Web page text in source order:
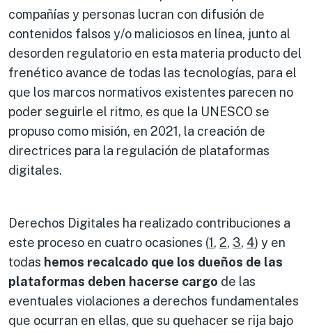
compañías y personas lucran con difusión de
contenidos falsos y/o maliciosos en línea, junto al
desorden regulatorio en esta materia producto del
frenético avance de todas las tecnologías, para el
que los marcos normativos existentes parecen no
poder seguirle el ritmo, es que la UNESCO se
propuso como misión, en 2021, la creación de
directrices para la regulación de plataformas
digitales.
Derechos Digitales ha realizado contribuciones a
este proceso en cuatro ocasiones (1, 2, 3, 4) y en
todas hemos recalcado que los dueños de las
plataformas deben hacerse cargo de las
eventuales violaciones a derechos fundamentales
que ocurran en ellas, que su quehacer se rija bajo